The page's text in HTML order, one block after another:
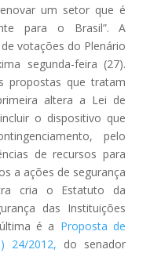
um setor que é
para o Brasil”. A
votações do Plenário
segunda-feira (27).
propostas que tratam
altera a Lei de
o dispositivo que
pelo
de recursos para
a ações de segurança
cria o Estatuto da
das Instituições
é a Proposta de
24/2012, do senador